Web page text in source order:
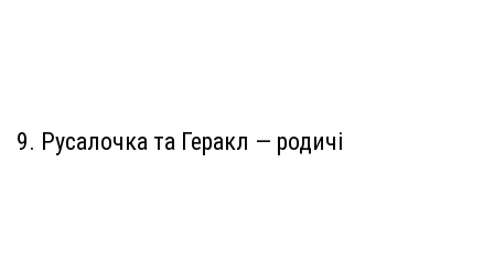
9. Русалочка та Геракл — родичі